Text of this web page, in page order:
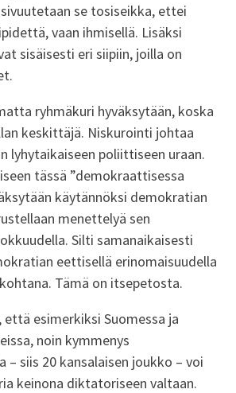
se tosiseikka, ettei
vaan ihmisellä. Lisäksi
sisäisesti eri siipiin, joilla on
ryhmäkuri hyväksytään, koska
keskittäjä. Niskurointi johtaa
lyhytaikaiseen poliittiseen uraan.
tässä ”demokraattisessa
käytännöksi demokratian
menettelyä sen
Silti samanaikaisesti
eettisellä erinomaisuudella
Tämä on itsepetosta.
että esimerkiksi Suomessa ja
noin kymmenys
– siis 20 kansalaisen joukko – voi
keinona diktatoriseen valtaan.